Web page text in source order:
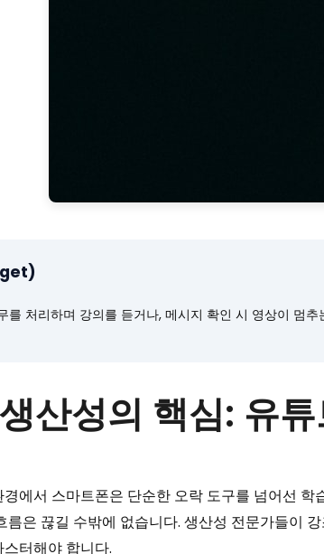
를 처리하며 강의를 듣거나, 메시지 확인 시 영상이 멈
산성의 핵심: 유
에서 스마트폰은 단순한 오락 도구를 넘어선
름은 끊길 수밖에 없습니다. 생산성 전문가들이
터해야 합니다.